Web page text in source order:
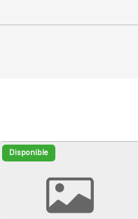
Disponible